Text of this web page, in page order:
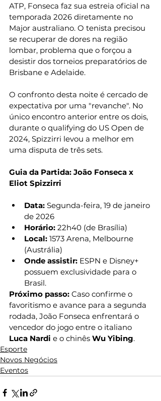
ATP, Fonseca faz sua estreia oficial na
temporada 2026 diretamente no
Major australiano. O tenista precisou
se recuperar de dores na região
lombar, problema que o forçou a
desistir dos torneios preparatórios de
Brisbane e Adelaide.
O confronto desta noite é cercado de
expectativa por uma "revanche". No
único encontro anterior entre os dois,
durante o qualifying do US Open de
2024, Spizzirri levou a melhor em
uma disputa de três sets.
Guia da Partida: João Fonseca x
Eliot Spizzirri
Data: Segunda-feira, 19 de janeiro
de 2026
Horário: 22h40 (de Brasília)
Local: 1573 Arena, Melbourne
(Austrália)
Onde assistir: ESPN e Disney+
possuem exclusividade para o
Brasil.
Próximo passo: Caso confirme o
favoritismo e avance para a segunda
rodada, João Fonseca enfrentará o
vencedor do jogo entre o italiano
Luca Nardi e o chinês Wu Yibing.
Esporte
Novos Negócios
Eventos